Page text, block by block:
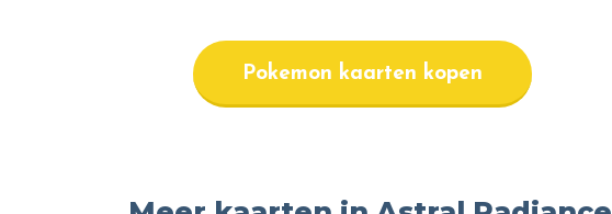
Pokemon kaarten kopen